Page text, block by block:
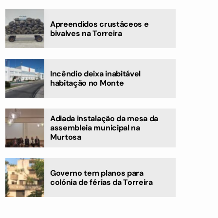
Apreendidos crustáceos e
bivalves na Torreira
Incêndio deixa inabitável
habitação no Monte
Adiada instalação da mesa da
assembleia municipal na
Murtosa
Governo tem planos para
colónia de férias da Torreira